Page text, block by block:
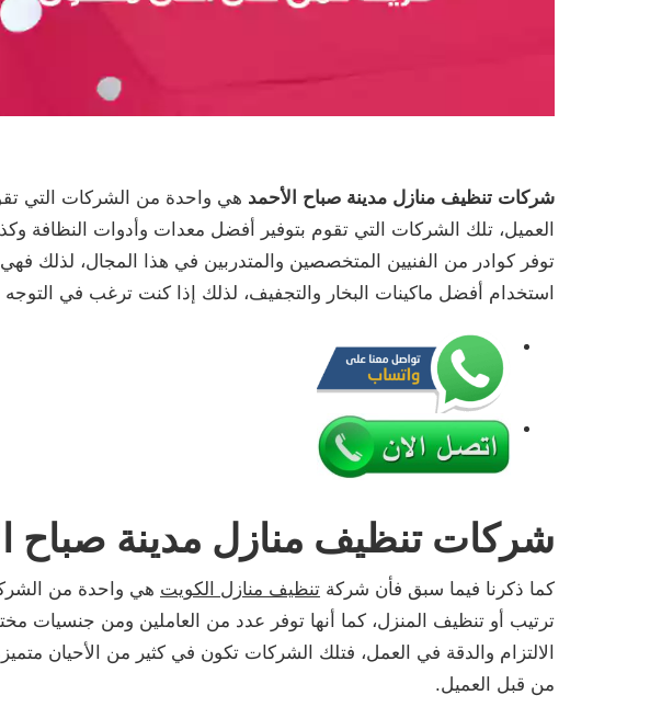
شركات تنظيف منازل مدينة صباح الأحمد هي واحدة من الشركات التي
العميل، تلك الشركات التي تقوم بتوفير أفضل معدات وأدوات النظافة
توفر كوادر من الفنيين المتخصصين والمتدربين في هذا المجال، لذلك
استخدام أفضل ماكينات البخار والتجفيف، لذلك إذا كنت ترغب في
شركات تنظيف منازل مدينة صباح
كما ذكرنا فيما سبق فأن شركة تنظيف منازل الكويت هي واحدة من
ترتيب أو تنظيف المنزل، كما أنها توفر عدد من العاملين ومن جنسيات
الالتزام والدقة في العمل، فتلك الشركات تكون في كثير من الأحيان
من قبل العميل.